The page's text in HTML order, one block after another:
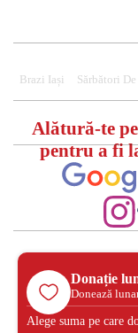
Brazi Iași Sărbători
Alătură-te pe
pentru a fi
Donație
Donează
Alege suma pe care